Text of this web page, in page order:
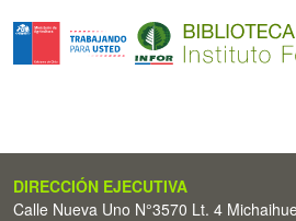
DIRECCIÓN EJECUTIVA
Calle Nueva Uno N°3570 Lt. 4